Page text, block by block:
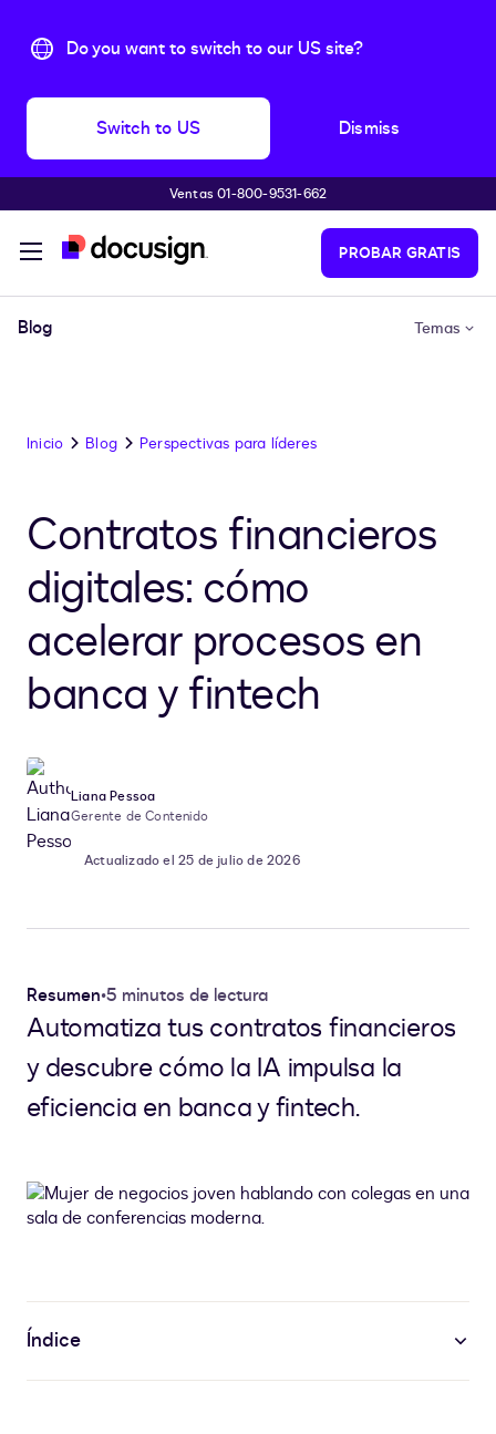
Do you want to switch to our US site?
Switch to US Dismiss
Accede al contenido principalVentas 01-800-9531-662
PROBAR GRATIS
Blog Temas
Inicio Blog Perspectivas para líderes
Contratos financieros
digitales: cómo
acelerar procesos en
banca y fintech
Liana Pessoa
Gerente de Contenido
Actualizado el 25 de julio de 2026
Resumen•5 minutos de lectura
Automatiza tus contratos financieros
y descubre cómo la IA impulsa la
eficiencia en banca y fintech.
Índice